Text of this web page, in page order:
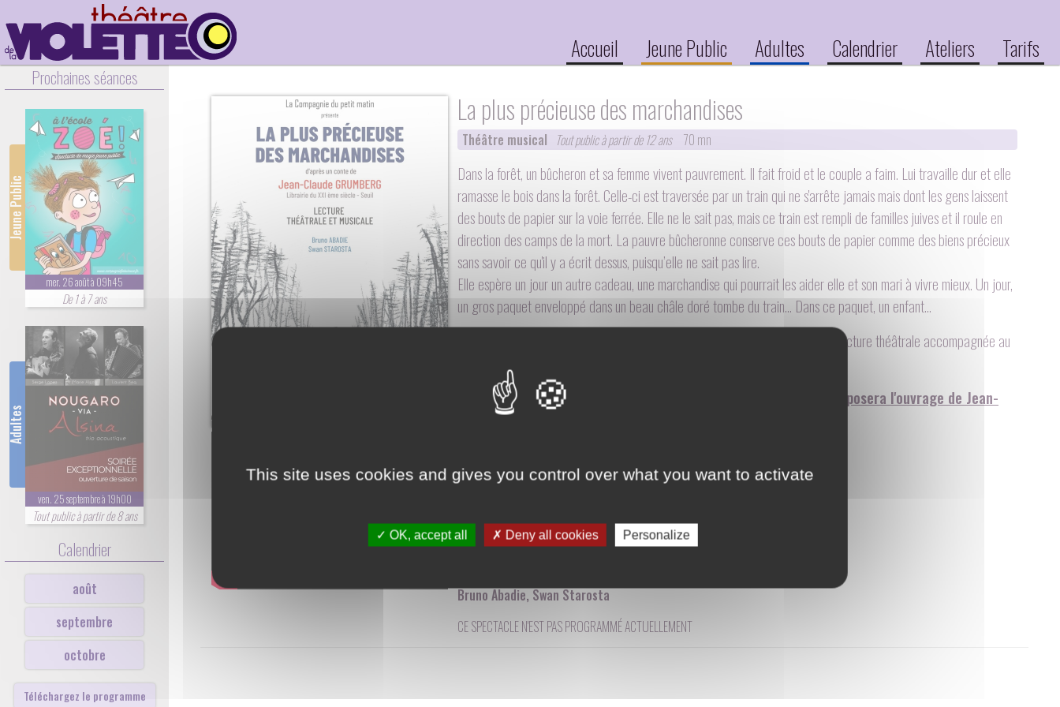
Accueil Jeune Public Adultes Calendrier Ateliers Tarifs
Prochaines séances
Jeune Public
mer. 26 août à 09h45
De 1 à 7 ans
Adultes
ven. 25 septembre à 19h00
Tout public à partir de 8 ans
Calendrier
août
septembre
octobre
Téléchargez le programme
La plus précieuse des marchandises
Théâtre musical Tout public à partir de 12 ans 70 mn
Dans la forêt, un bûcheron et sa femme vivent pauvrement. Il fait froid et le couple a faim. Lui travaille dur et elle
ramasse le bois dans la forêt. Celle-ci est traversée par un train qui ne s'arrête jamais mais dont les gens laissent
des bouts de papier sur la voie ferrée. Elle ne le sait pas, mais ce train est rempli de familles juives et il roule en
direction des camps de la mort. La pauvre bûcheronne conserve ces bouts de papier comme des biens précieux
sans savoir ce qu'il y a écrit dessus, puisqu’elle ne sait pas lire.
Elle espère un jour un autre cadeau, une marchandise qui pourrait les aider elle et son mari à vivre mieux. Un jour,
un gros paquet enveloppé dans un beau châle doré tombe du train… Dans ce paquet, un enfant…
Ce conte sublime de Jean-Claude Grumberg est présenté sous la forme d’une lecture théâtrale accompagnée au
La Librairie Le Chameau sauvage sera présente les 3 soirs et proposera l'ouvrage de Jean-
Claude Grumberg à la vente !
Un spectacle écrit par :
Mise en scène de :
Bruno Abadie
Bruno Abadie, Swan Starosta
CE SPECTACLE N'EST PAS PROGRAMMÉ ACTUELLEMENT
This site uses cookies and gives you control over what you want to activate
OK, accept all Deny all cookies Personalize